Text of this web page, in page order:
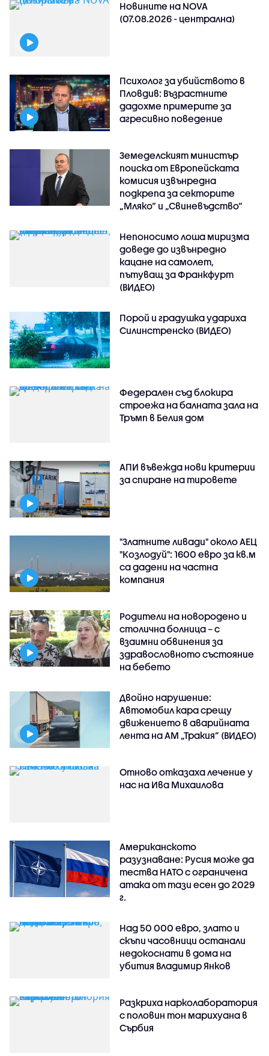
Новините на NOVA
(07.08.2026 - централна)
Психолог за убийството в
Пловдив: Възрастните
дадохме примерите за
агресивно поведение
Земеделският министър
поиска от Европейската
комисия извънредна
подкрепа за секторите
„Мляко“ и „Свиневъдство“
Непоносимо лоша миризма
доведе до извънредно
кацане на самолет,
пътуващ за Франкфурт
(ВИДЕО)
Порой и градушка удариха
Силинстренско (ВИДЕО)
Федерален съд блокира
строежа на балната зала на
Тръмп в Белия дом
АПИ въвежда нови критерии
за спиране на тировете
"Златните ливади" около АЕЦ
"Козлодуй": 1600 евро за кв.м
са дадени на частна
компания
Родители на новородено и
столична болница – с
взаимни обвинения за
здравословното състояние
на бебето
Двойно нарушение:
Автомобил кара срещу
движението в аварийната
лента на АМ „Тракия” (ВИДЕО)
Отново отказаха лечение у
нас на Ива Михаилова
Американското
разузнаване: Русия може да
тества НАТО с ограничена
атака от тази есен до 2029
г.
Над 50 000 евро, злато и
скъпи часовници останали
недокоснати в дома на
убития Владимир Янков
Разкриха нарколаборатория
с половин тон марихуана в
Сърбия